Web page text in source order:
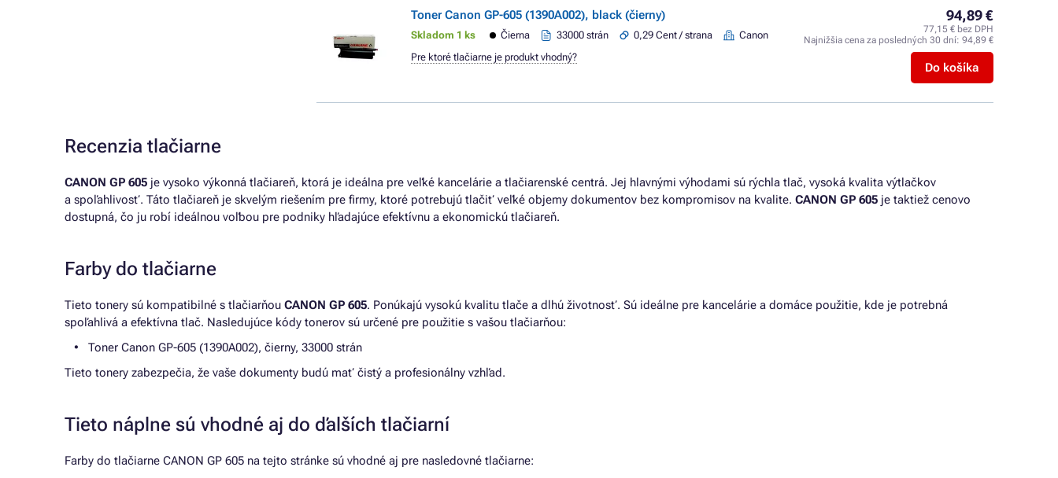
Toner Canon GP-605 (1390A002), black (čierny)
Skladom 1 ks Čierna 33000 strán 0,29 Cent / strana Canon
94,89 €
77,15 € bez DPH
Najnižšia cena za posledných 30 dní: 94,89 €
Do košíka
Pre ktoré tlačiarne je produkt vhodný?
Recenzia tlačiarne
CANON GP 605 je vysoko výkonná tlačiareň, ktorá je ideálna pre veľké kancelárie a tlačiarenské centrá. Jej hlavnými výhodami sú rýchla tlač, vysoká kvalita výtlačkov
a spoľahlivosť. Táto tlačiareň je skvelým riešením pre firmy, ktoré potrebujú tlačiť veľké objemy dokumentov bez kompromisov na kvalite. CANON GP 605 je taktiež cenovo
dostupná, čo ju robí ideálnou voľbou pre podniky hľadajúce efektívnu a ekonomickú tlačiareň.
Farby do tlačiarne
Tieto tonery sú kompatibilné s tlačiarňou CANON GP 605. Ponúkajú vysokú kvalitu tlače a dlhú životnosť. Sú ideálne pre kancelárie a domáce použitie, kde je potrebná
spoľahlivá a efektívna tlač. Nasledujúce kódy tonerov sú určené pre použitie s vašou tlačiarňou:
Toner Canon GP-605 (1390A002), čierny, 33000 strán
Tieto tonery zabezpečia, že vaše dokumenty budú mať čistý a profesionálny vzhľad.
Tieto náplne sú vhodné aj do ďalších tlačiarní
Farby do tlačiarne CANON GP 605 na tejto stránke sú vhodné aj pre nasledovné tlačiarne: